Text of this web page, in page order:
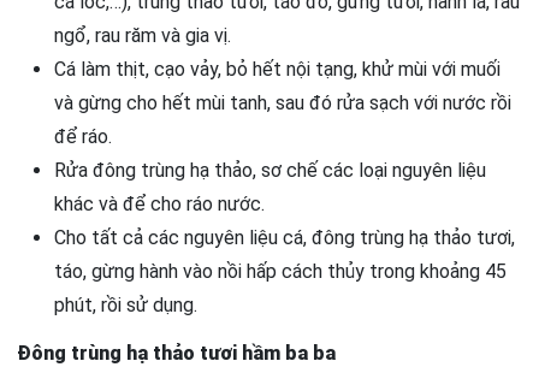
ngổ, rau răm và gia vị.
Cá làm thịt, cạo vảy, bỏ hết nội tạng, khử mùi với muối
và gừng cho hết mùi tanh, sau đó rửa sạch với nước rồi
để ráo.
Rửa đông trùng hạ thảo, sơ chế các loại nguyên liệu
khác và để cho ráo nước.
Cho tất cả các nguyên liệu cá, đông trùng hạ thảo tươi,
táo, gừng hành vào nồi hấp cách thủy trong khoảng 45
phút, rồi sử dụng.
Đông trùng hạ thảo tươi hầm ba ba